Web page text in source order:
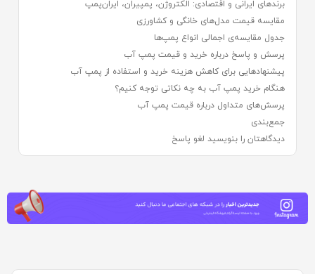
برندهای ایرانی و اقتصادی: الکتروژن، پمپیران، ایران‌پمپ
مقایسه قیمت مدل‌های خانگی و کشاورزی
جدول مقایسه‌ی اجمالی انواع پمپ‌ها
پرسش‌ و پاسخ درباره خرید و قیمت پمپ آب
پیشنهادهایی برای کاهش هزینه خرید و استفاده از پمپ آب
هنگام خرید پمپ آب به چه نکاتی توجه کنیم؟
پرسش‌های متداول درباره قیمت پمپ آب
جمع‌بندی
دیدگاهتان را بنویسید لغو پاسخ